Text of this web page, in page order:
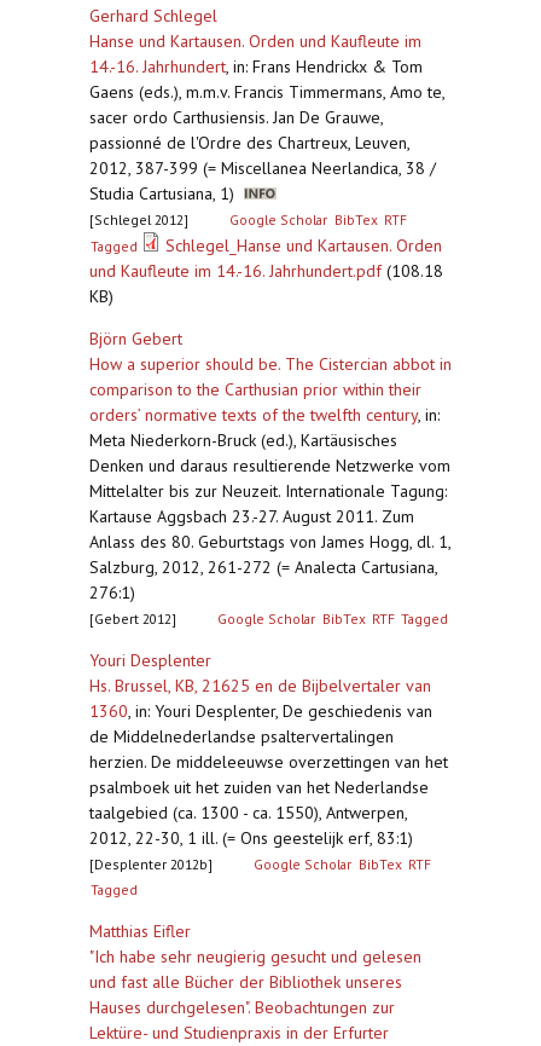
Gerhard Schlegel
Hanse und Kartausen. Orden und Kaufleute im
14.-16. Jahrhundert, in: Frans Hendrickx & Tom
Gaens (eds.), m.m.v. Francis Timmermans, Amo te,
sacer ordo Carthusiensis. Jan De Grauwe,
passionné de l'Ordre des Chartreux, Leuven,
2012, 387-399 (= Miscellanea Neerlandica, 38 /
Studia Cartusiana, 1)
[Schlegel 2012] Google Scholar BibTex RTF
Tagged
Schlegel_Hanse und Kartausen. Orden
und Kaufleute im 14.-16. Jahrhundert.pdf(108.18
KB)
Björn Gebert
How a superior should be. The Cistercian abbot in
comparison to the Carthusian prior within their
orders’ normative texts of the twelfth century, in:
Meta Niederkorn-Bruck (ed.), Kartäusisches
Denken und daraus resultierende Netzwerke vom
Mittelalter bis zur Neuzeit. Internationale Tagung:
Kartause Aggsbach 23.-27. August 2011. Zum
Anlass des 80. Geburtstags von James Hogg, dl. 1,
Salzburg, 2012, 261-272 (= Analecta Cartusiana,
276:1)
[Gebert 2012] Google Scholar BibTex RTF Tagged
Youri Desplenter
Hs. Brussel, KB, 21625 en de Bijbelvertaler van
1360, in: Youri Desplenter, De geschiedenis van
de Middelnederlandse psaltervertalingen
herzien. De middeleeuwse overzettingen van het
psalmboek uit het zuiden van het Nederlandse
taalgebied (ca. 1300 - ca. 1550), Antwerpen,
2012, 22-30, 1 ill. (= Ons geestelijk erf, 83:1)
[Desplenter 2012b] Google Scholar BibTex RTF
Tagged
Matthias Eifler
"Ich habe sehr neugierig gesucht und gelesen
und fast alle Bücher der Bibliothek unseres
Hauses durchgelesen". Beobachtungen zur
Lektüre- und Studienpraxis in der Erfurter